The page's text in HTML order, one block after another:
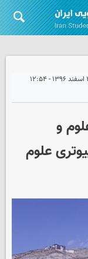
و
علوم